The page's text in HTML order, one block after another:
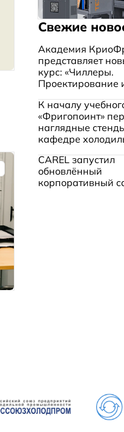
Свежие
Академия
представляет
курс: «Чиллеры.
Проектирование
охлаждения
К началу
«Фригопоинт»
наглядные
кафедре
Баумана
CAREL запустил
обновлённый
корпоративный